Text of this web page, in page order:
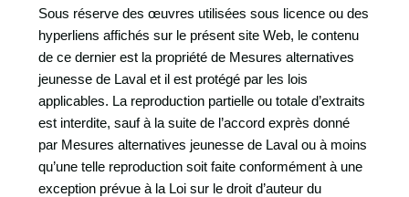
Sous réserve des œuvres utilisées sous licence ou des
hyperliens affichés sur le présent site Web, le contenu
de ce dernier est la propriété de Mesures alternatives
jeunesse de Laval et il est protégé par les lois
applicables. La reproduction partielle ou totale d’extraits
est interdite, sauf à la suite de l’accord exprès donné
par Mesures alternatives jeunesse de Laval ou à moins
qu’une telle reproduction soit faite conformément à une
exception prévue à la Loi sur le droit d’auteur du